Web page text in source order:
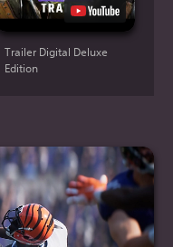
Trailer Digital Deluxe
Edition